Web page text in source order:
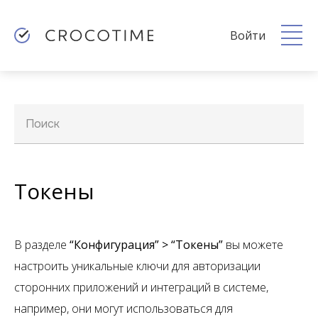
Войти
Поиск
Токены
В разделе “Конфигурация” > “Токены” вы можете
настроить уникальные ключи для авторизации
сторонних приложений и интеграций в системе,
например, они могут использоваться для